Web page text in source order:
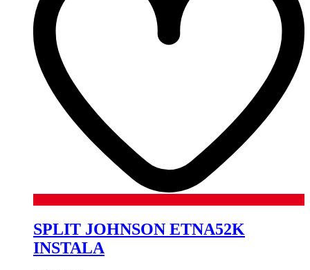
SPLIT JOHNSON ETNA52K
INSTALA